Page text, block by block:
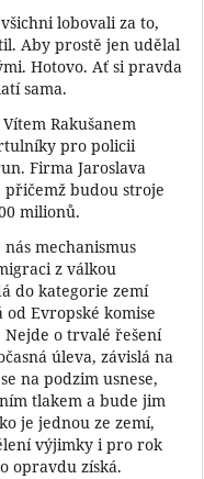
lobovali za to,
Aby prostě jen udělal
Hotovo. Ať si pravda
sama.
Rakušanem
pro policii
Firma Jaroslava
budou stroje
milionů.
mechanismus
z válkou
do kategorie zemí
od Evropské komise
o trvalé řešení
úleva, závislá na
na podzim usnese,
tlakem a bude jim
je jednou ze zemí,
výjimky i pro rok
opravdu získá.